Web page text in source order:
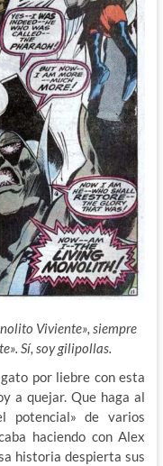
Viviente», siempre
Sí, soy gilipollas.
por liebre con esta
a quejar. Que haga al
potencial» de varios
haciendo con Alex
historia despierta sus